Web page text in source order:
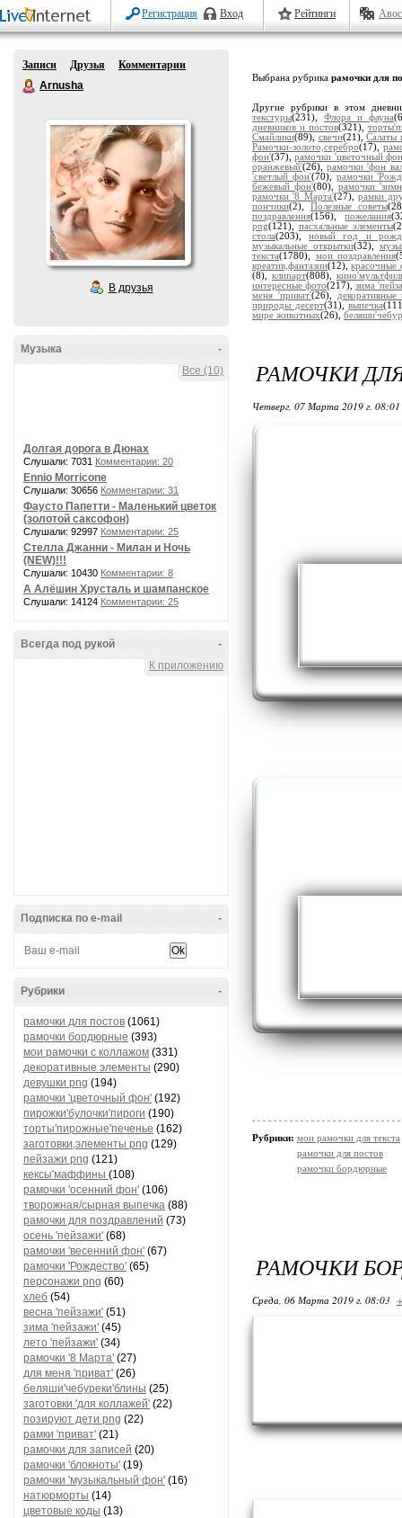
Регистрация Вход Рейтинги
Записи Друзья
Комментарии
Arnusha
В друзья
-
Музыка
Все (10)
Долгая дорога в Дюнах
Слушали: 7031 Комментарии: 20
Ennio Morricone
Слушали: 30656 Комментарии: 31
Фаусто Папетти - Маленький цветок
(золотой саксофон)
Слушали: 92997 Комментарии: 25
Стелла Джанни - Милан и Ночь
(NEW)!!!
Слушали: 10430 Комментарии: 8
А Алёшин Хрусталь и шампанское
Слушали: 14124 Комментарии: 25
-
Всегда под рукой
К приложению
-
Подписка по e-mail
-
Рубрики
рамочки для постов (1061)
рамочки бордюрные (393)
мои рамочки с коллажом (331)
декоративные элементы (290)
девушки png (194)
рамочки 'цветочный фон' (192)
пирожки'булочки'пироги (190)
торты'пирожные'печенье (162)
заготовки,элементы png (129)
пейзажи png (121)
кексы'маффины (108)
рамочки 'осенний фон' (106)
творожная/сырная выпечка (88)
рамочки для поздравлений (73)
осень 'пейзажи' (68)
рамочки 'весенний фон' (67)
рамочки 'Рождество' (65)
персонажи png (60)
хлеб (54)
весна 'пейзажи' (51)
зима 'пейзажи' (45)
лето 'пейзажи' (34)
рамочки '8 Марта' (27)
для меня 'приват' (26)
беляши'чебуреки'блины (25)
заготовки 'для коллажей' (22)
позируют дети png (22)
рамки 'приват' (21)
рамочки для записей (20)
рамочки 'блокноты' (19)
рамочки 'музыкальный фон' (16)
натюрморты (14)
цветовые коды (13)
Выбрана рубрика рамочки для
Другие рубрики в этом
текстуры(231), Флора и фауна
дневников и постов(321),
Смайлики(89), свечи(21),Салаты
Рамочки-золото,серебро(17),
фон'(37),рамочки 'цветочный
оранжевый'(26),рамочки 'фон
'светлый фон'(70), рамочки
бежевый фон'(80), рамочки
рамочки '8 Марта'(27), рамки
пончики(2), Полезные советы
поздравления(156),пожелания
png(121), пасхальные элементы
стола(203),новый год и
музыкальные открытки(32),
текста(1780), мои поздравления
креатив,фантазии(12),красочные
(8), клипарт(808),
интересные фото(217),зима
меня 'приват'(26),
декоративные
природы десерт(31),выпечка
мире животных(26),
РАМОЧКИ
Четверг, 07 Марта 2019 г. 08:01
Рубрики: мои рамочки для текста
рамочки для постов
рамочки бордюрные
РАМОЧКИ
Среда, 06 Марта 2019 г. 08:03